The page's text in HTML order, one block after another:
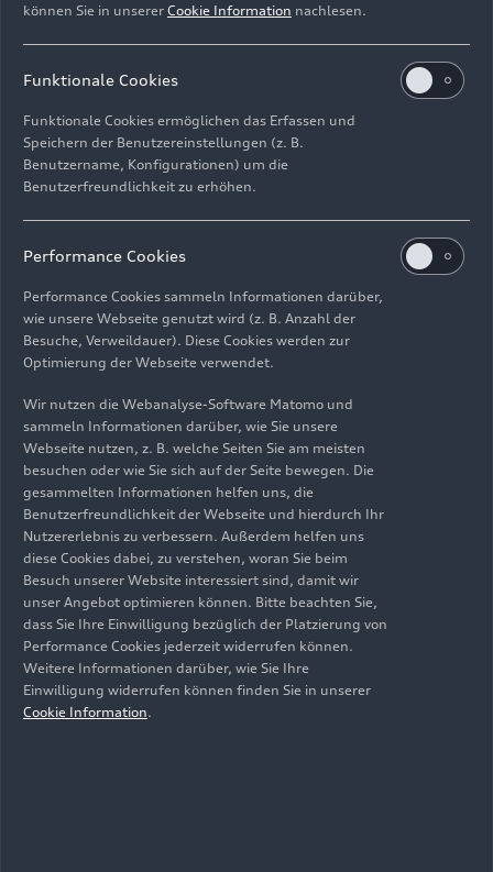
zudem skalieren und so flexibel an zukünftige
Aufgabenstellungen anpassen. „Was wir hier
machen, ist eine Revolution“, hatte Gerd Walker,
Vorstand Produktion und Logistik der AUDI AG,
zum Start der ersten Erprobungsphase erklärt.
„Die nun erste Anwendung in der
Serienproduktion der Böllinger Höfe ist der
entscheidende Schritt zu einer IT-basierten
Produktion.“
Start in der
Serienproduktion im Juli
2023
Im Juli 2023 wird EC4P nach Testbetrieb und
Vortests in die Serienproduktion integriert. „Die
in den Böllinger Höfen gefertigten Kleinserien
eignen sich besonders, um die Steuerung über die
EC4P zu testen und für die Großserie zu
erproben“, sagt Saalmann. In der taktgebundenen
Fertigung ist Audi der erste Automobilhersteller,
der eine zentrale Serverlösung mit einer
Verlagerung der Rechenleistung einsetzt. An den
Takten 18 und 19 der Produktion in den Böllinger
Höfen, wo Innenverkleidungen verbaut und
Tätigkeiten am Unterboden durchgeführt werden,
können Sie in unserer Cookie Information nachlesen.
Funktionale Cookies
Funktionale Cookies ermöglichen das Erfassen und
Speichern der Benutzereinstellungen (z. B.
Benutzername, Konfigurationen) um die
Benutzerfreundlichkeit zu erhöhen.
Performance Cookies
Performance Cookies sammeln Informationen darüber,
wie unsere Webseite genutzt wird (z. B. Anzahl der
Besuche, Verweildauer). Diese Cookies werden zur
Optimierung der Webseite verwendet.
Wir nutzen die Webanalyse-Software Matomo und
sammeln Informationen darüber, wie Sie unsere
Webseite nutzen, z. B. welche Seiten Sie am meisten
besuchen oder wie Sie sich auf der Seite bewegen. Die
gesammelten Informationen helfen uns, die
Benutzerfreundlichkeit der Webseite und hierdurch Ihr
Nutzererlebnis zu verbessern. Außerdem helfen uns
diese Cookies dabei, zu verstehen, woran Sie beim
Besuch unserer Website interessiert sind, damit wir
unser Angebot optimieren können. Bitte beachten Sie,
dass Sie Ihre Einwilligung bezüglich der Platzierung von
Performance Cookies jederzeit widerrufen können.
Weitere Informationen darüber, wie Sie Ihre
Einwilligung widerrufen können finden Sie in unserer
Cookie Information.